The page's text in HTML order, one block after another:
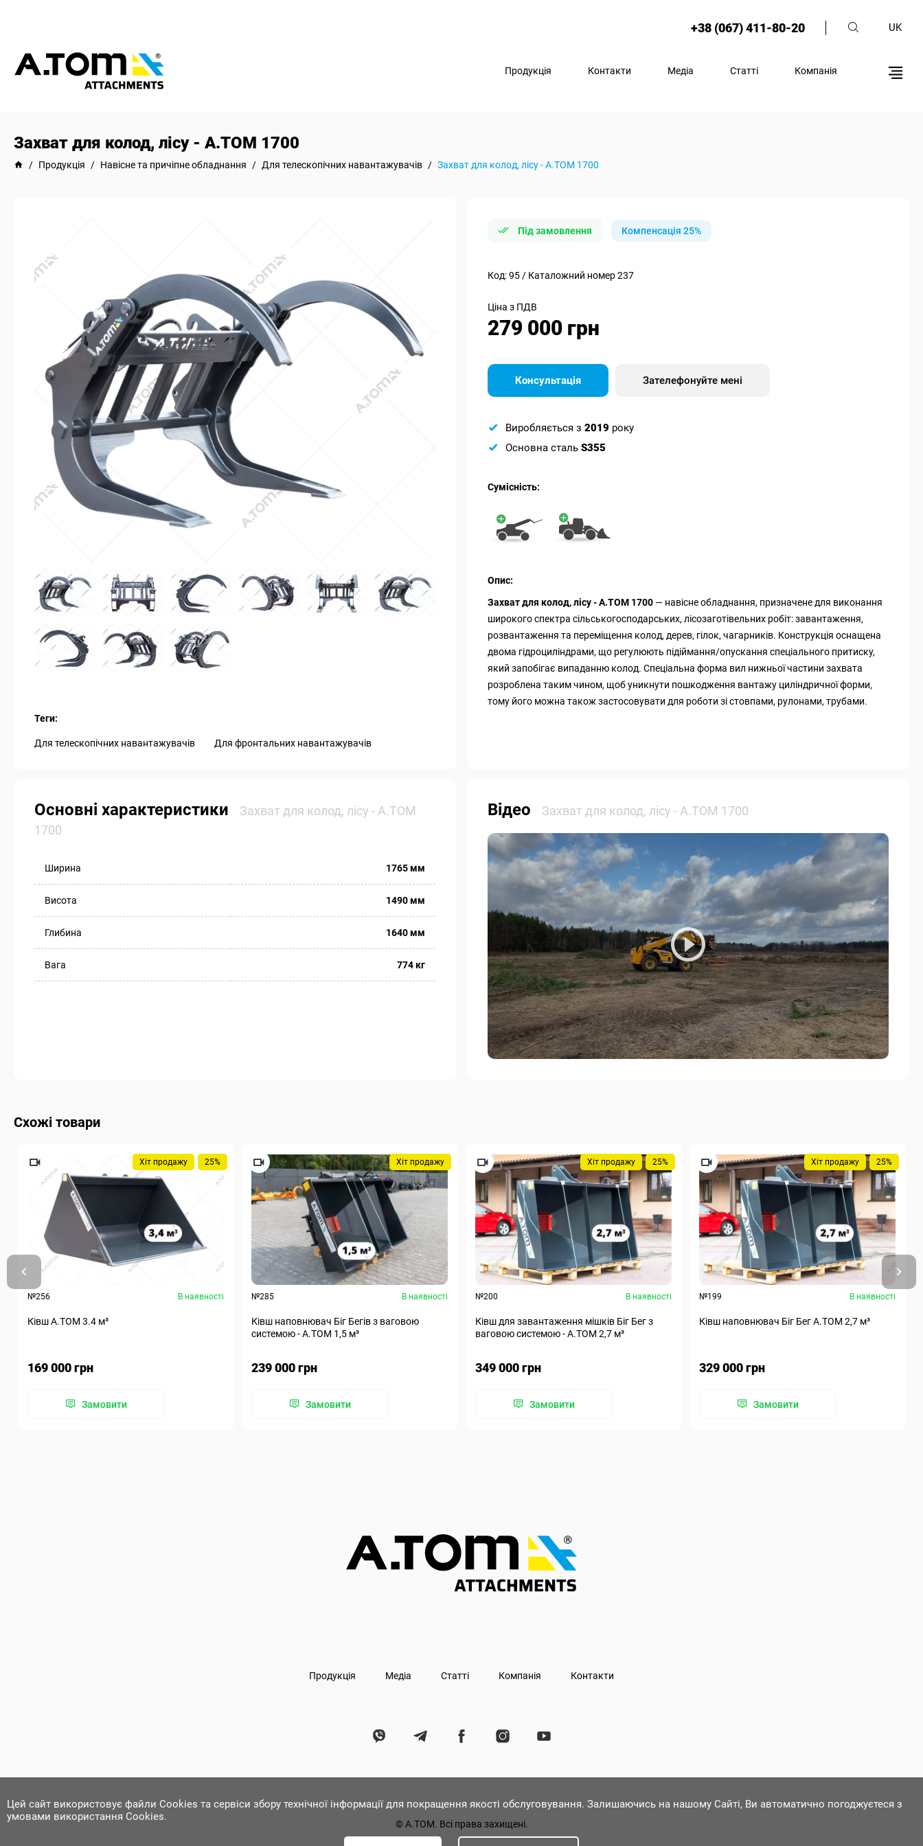
+38 (067) 411-80-20 UK
Продукція Контакти Медіа Статті Компанія
Цей сайт використовує файли Cookies та сервіси збору технічної інформації для покращення якості обслуговування. Залишаючись на нашому Сайті, Ви автоматично погоджуєтеся з
умовами використання Cookies.
Захват для колод, лісу - А.ТОМ 1700
/ Продукція / Навісне та причіпне обладнання / Для телескопічних навантажувачів / Захват для колод, лісу - А.ТОМ 1700
Теги:
Для телескопічних навантажувачів Для фронтальних навантажувачів
Під замовлення Компенсація 25%
Код: 95 / Каталожний номер 237
Ціна з ПДВ
279 000 грн
Консультація Зателефонуйте мені
Виробляється з 2019 року
Основна сталь S355
Сумісність:
Опис:
Захват для колод, лісу - А.ТОМ 1700— навісне обладнання, призначене для виконання
широкого спектра сільськогосподарських, лісозаготівельних робіт: завантаження,
розвантаження та переміщення колод, дерев, гілок, чагарників. Конструкція оснащена
двома гідроциліндрами, що регулюють підіймання/опускання спеціального притиску,
який запобігає випаданню колод. Спеціальна форма вил нижньої частини захвата
розроблена таким чином, щоб уникнути пошкодження вантажу циліндричної форми,
тому його можна також застосовувати для роботи зі стовпами, рулонами, трубами.
Основні характеристики
Захват для колод, лісу - А.ТОМ
1700
Ширина 1765 мм
Висота 1490 мм
Глибина 1640 мм
Вага 774 кг
Відео Захват для колод, лісу - А.ТОМ 1700
Схожі товари
Хіт продажу 25%
№256 В наявності
Ківш A.TOM 3.4 м³
169 000 грн
Замовити
Хіт продажу
№285 В наявності
Ківш наповнювач Біг Бегів з ваговою
системою - А.ТОМ 1,5 м³
239 000 грн
Замовити
Хіт продажу 25%
№200 В наявності
Ківш для завантаження мішків Біг Бег з
ваговою системою - А.ТОМ 2,7 м³
349 000 грн
Замовити
Хіт продажу 25%
№199 В наявності
Ківш наповнювач Біг Бег А.ТОМ 2,7 м³
329 000 грн
Замовити
Продукція Медіа Статті Компанія Контакти
© А.ТОМ. Всі права захищені.